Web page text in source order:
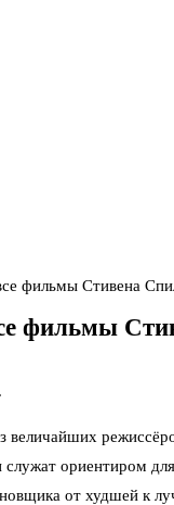
фильмы Стивена
фильмы
величайших
ориентиром
от худшей к